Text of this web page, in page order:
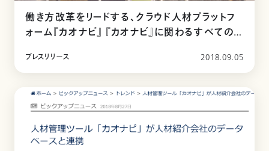
働き方改革をリードする、クラウド人材プラットフ
ォーム『カオナビ』 『カオナビ』に関わるすべての企
2回ユーザーミーティングを開催
プレスリリース 2018.09.05